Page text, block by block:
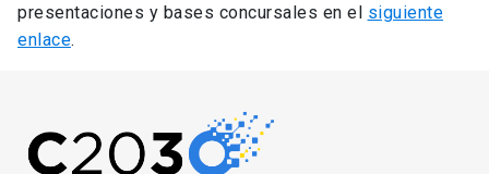
presentaciones y bases concursales en el siguiente
enlace.